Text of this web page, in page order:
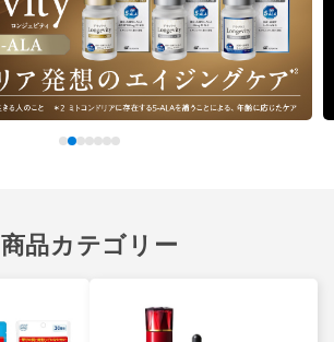
商品カテゴリー